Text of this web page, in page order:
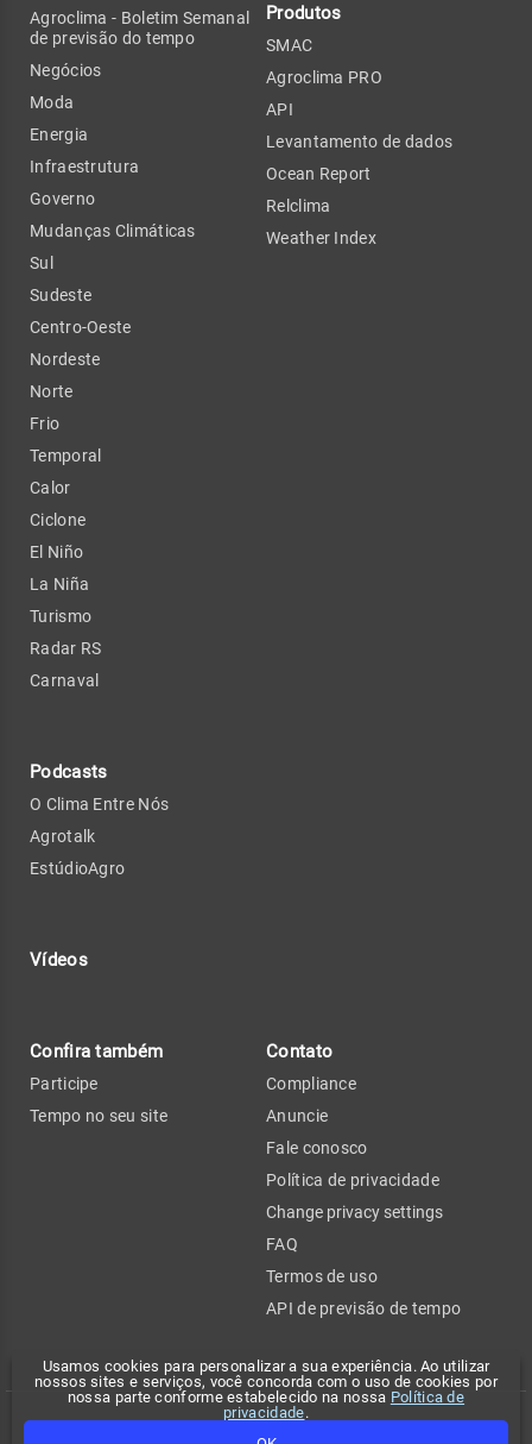
Usamos cookies para personalizar a sua experiência. Ao utilizar
nossos sites e serviços, você concorda com o uso de cookies por
nossa parte conforme estabelecido na nossa Política de
privacidade.
Agroclima - Boletim Semanal
de previsão do tempo
Negócios
Moda
Energia
Infraestrutura
Governo
Mudanças Climáticas
Sul
Sudeste
Centro-Oeste
Nordeste
Norte
Frio
Temporal
Calor
Ciclone
El Niño
La Niña
Turismo
Radar RS
Carnaval
Podcasts
O Clima Entre Nós
Agrotalk
EstúdioAgro
Vídeos
Produtos
SMAC
Agroclima PRO
API
Levantamento de dados
Ocean Report
Relclima
Weather Index
Confira também
Participe
Tempo no seu site
Contato
Compliance
Anuncie
Fale conosco
Política de privacidade
Change privacy settings
FAQ
Termos de uso
API de previsão de tempo
Copyright 2026 - Climatempo. Todos os direitos reservados.